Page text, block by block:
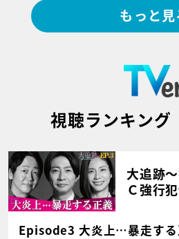
もっと見
視聴ランキング
大追跡
Ｃ強行
Episode3 大炎上…暴走する